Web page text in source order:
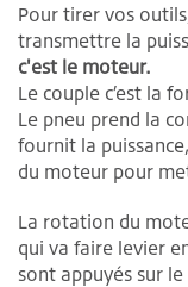
Pour tirer vos
transmettre la
c'est le moteur.
Le couple c’est la
Le pneu prend la
fournit la
du moteur pour
La rotation du
qui va faire levier
sont appuyés sur le